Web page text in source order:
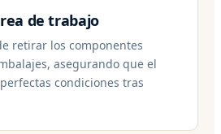
de trabajo
retirar los componentes
asegurando que el
condiciones tras